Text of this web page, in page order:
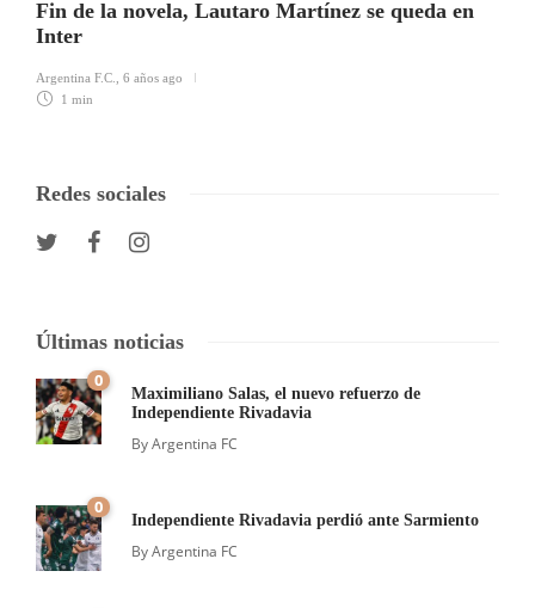
Fin de la novela, Lautaro Martínez se queda en
Inter
Argentina F.C.
6 años ago
1 min
Redes sociales
Últimas noticias
0
Maximiliano Salas, el nuevo refuerzo de
Independiente Rivadavia
ByArgentina FC
0
Independiente Rivadavia perdió ante Sarmiento
ByArgentina FC